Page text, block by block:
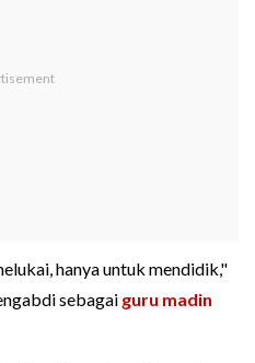
hanya untuk mendidik,"
sebagai guru madin